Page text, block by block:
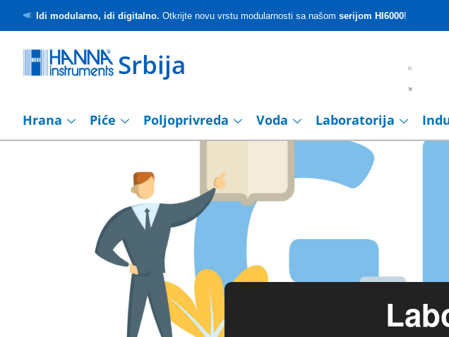
Idi modularno, idi digitalno. Otkrijte novu vrstu modularnosti sa našom serijom HI6000!
Srbija
Hrana Piće Poljoprivreda Voda Laboratorija